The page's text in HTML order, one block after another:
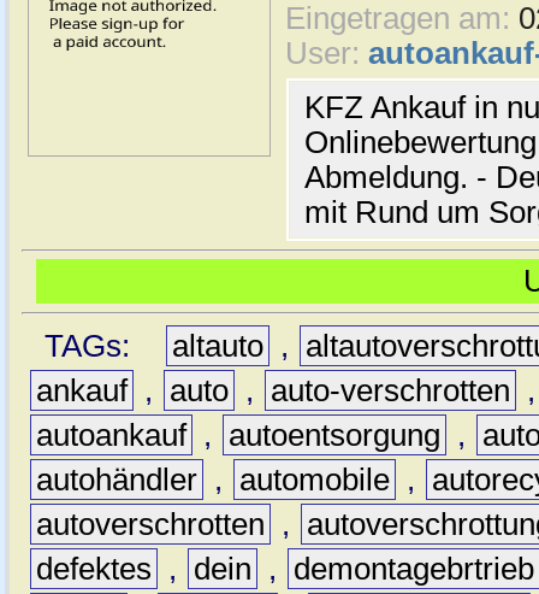
Eingetragen am:
User:
KFZ Ankauf in
Abmeldung. -
mit Rund um
TAGs:
altauto ,
ankauf , auto , auto-verschrotten
autoankauf , autoentsorgung ,
autohändler , automobile ,
autoverschrotten
,
defektes
, dein ,
demontagebrtrieb